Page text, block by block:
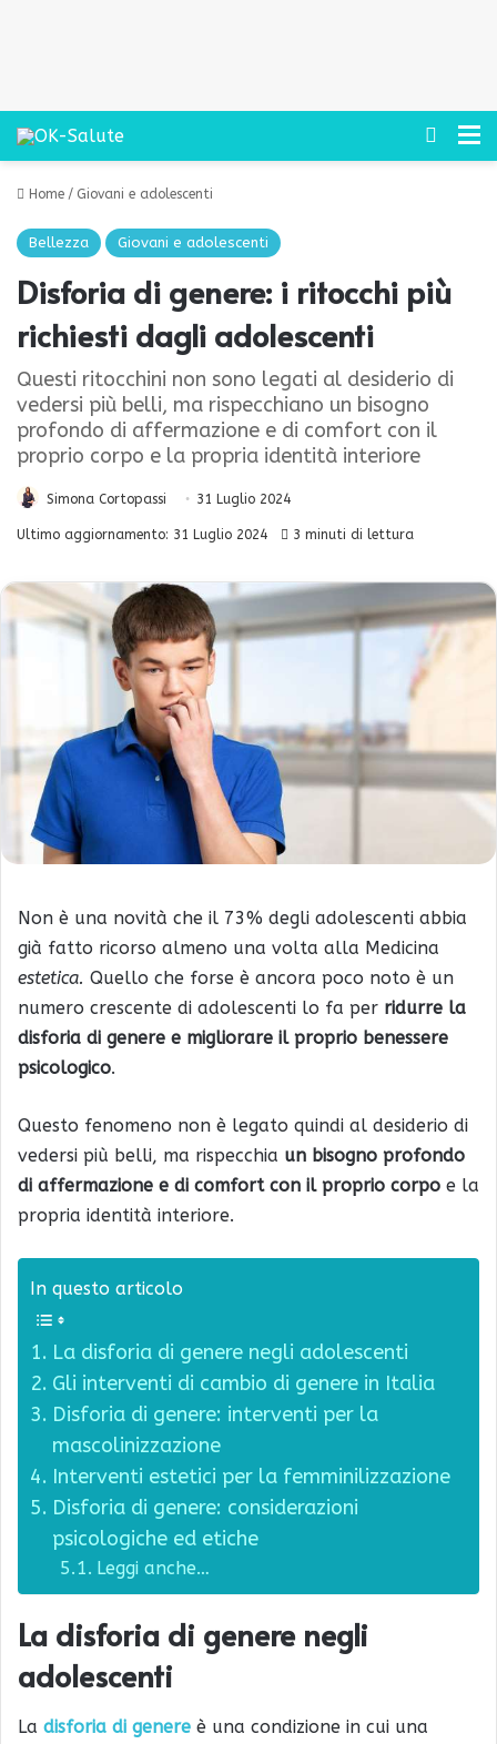
Cerca
Home / Giovani e adolescenti
Bellezza Giovani e adolescenti
Disforia di genere: i ritocchi più
richiesti dagli adolescenti
Questi ritocchini non sono legati al desiderio di
vedersi più belli, ma rispecchiano un bisogno
profondo di affermazione e di comfort con il
proprio corpo e la propria identità interiore
Simona Cortopassi 31 Luglio 2024
Ultimo aggiornamento: 31 Luglio 2024 3 minuti di lettura
Non è una novità che il 73% degli adolescenti abbia
già fatto ricorso almeno una volta alla Medicina
estetica. Quello che forse è ancora poco noto è un
numero crescente di adolescenti lo fa per ridurre la
disforia di genere e migliorare il proprio benessere
psicologico.
Questo fenomeno non è legato quindi al desiderio di
vedersi più belli, ma rispecchia un bisogno profondo
di affermazione e di comfort con il proprio corpo e la
propria identità interiore.
In questo articolo
La disforia di genere negli adolescenti
Gli interventi di cambio di genere in Italia
Disforia di genere: interventi per la
mascolinizzazione
Interventi estetici per la femminilizzazione
Disforia di genere: considerazioni
psicologiche ed etiche
Leggi anche…
La disforia di genere negli
adolescenti
La disforia di genere è una condizione in cui una